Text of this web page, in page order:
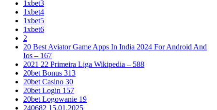
1xbet3
1xbet4
1xbet5
1xbet6
2
20 Best Aviator Game Apps In India 2024 For Android And
Ios – 167
2021 22 Primeira Liga Wikipedia – 588
20bet Bonus 313
20bet Casino 30
20bet Login 157
20bet Logowanie 19
240682 15.01.2025